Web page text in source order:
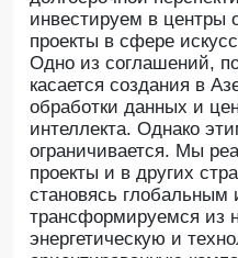
инвестируем в центры
проекты в сфере
Одно из соглашений,
касается создания в
обработки данных и
интеллекта. Однако
ограничивается. Мы
проекты и в других
становясь глобальным
трансформируемся из
энергетическую и